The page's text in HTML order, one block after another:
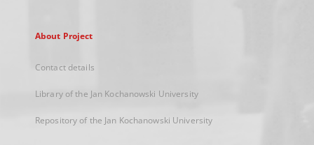
About Project
Contact details
Library of the Jan Kochanowski University
Repository of the Jan Kochanowski University